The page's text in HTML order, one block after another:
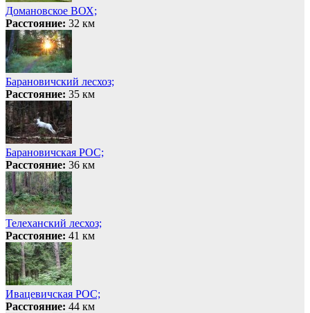
Домановское ВОХ;
Расстояние: 32 км
Барановичский лесхоз;
Расстояние: 35 км
Барановичская РОС;
Расстояние: 36 км
Телеханский лесхоз;
Расстояние: 41 км
Ивацевичская РОС;
Расстояние: 44 км